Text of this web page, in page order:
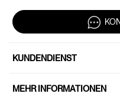
KUNDENDIENST
MEHR INFORMATIONEN